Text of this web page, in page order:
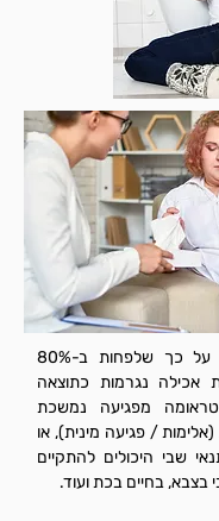
מחקרים מצביעים על כך שלפחות ב-80%
אכילה נגרמות כתוצאה
מפגיעה נמשכת
/ פגיעה מינית), או
שבי היכולים להתקיים
בצבא, בחיים בכת ועוד.